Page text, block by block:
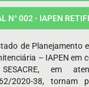
N° 002 - IAPEN
de Planejamento
– IAPEN em
em
2020-38,